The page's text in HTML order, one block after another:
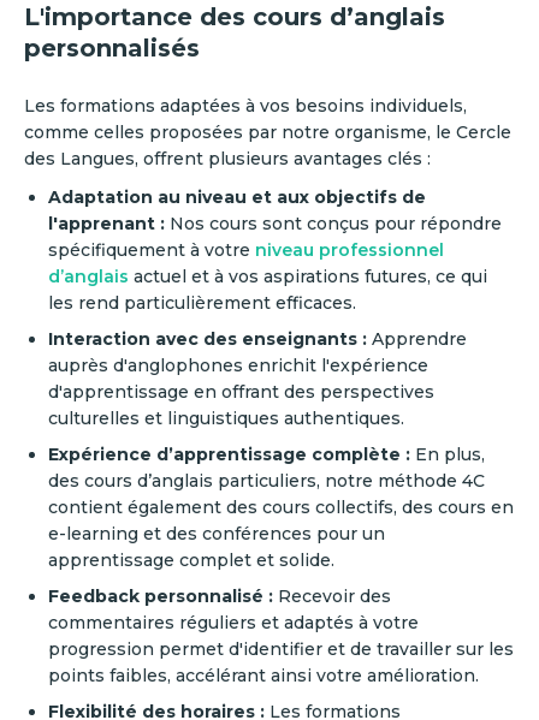
L'importance des cours d’anglais
personnalisés
Les formations adaptées à vos besoins individuels,
comme celles proposées par notre organisme, le Cercle
des Langues, offrent plusieurs avantages clés :
Adaptation au niveau et aux objectifs de
l'apprenant : Nos cours sont conçus pour répondre
spécifiquement à votre niveau professionnel
d’anglais actuel et à vos aspirations futures, ce qui
les rend particulièrement efficaces.
Interaction avec des enseignants : Apprendre
auprès d'anglophones enrichit l'expérience
d'apprentissage en offrant des perspectives
culturelles et linguistiques authentiques.
Expérience d’apprentissage complète : En plus,
des cours d’anglais particuliers, notre méthode 4C
contient également des cours collectifs, des cours en
e-learning et des conférences pour un
apprentissage complet et solide.
Feedback personnalisé : Recevoir des
commentaires réguliers et adaptés à votre
progression permet d'identifier et de travailler sur les
points faibles, accélérant ainsi votre amélioration.
Flexibilité des horaires : Les formations